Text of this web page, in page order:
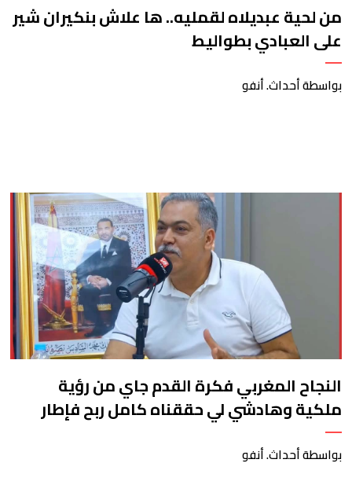
من لحية عبديلاه لقمليه.. ها علاش بنكيران شير
على العبادي بطواليط
بواسطة أحداث. أنفو
النجاح المغربي فكرة القدم جاي من رؤية
ملكية وهادشي لي حققناه كامل ربح فإطار
التحضير لـ2030
بواسطة أحداث. أنفو